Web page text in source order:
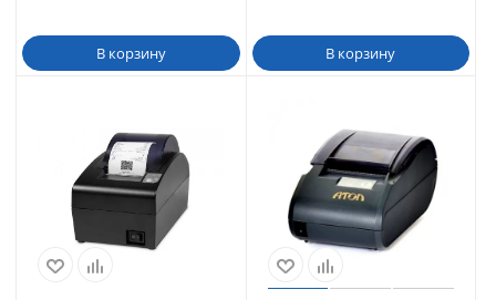
В корзину В корзину